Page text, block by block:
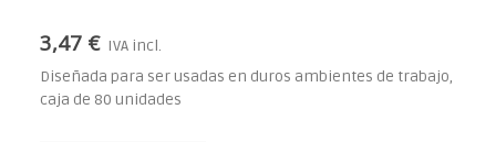
3,47 € IVA incl.
Diseñada para ser usadas en duros ambientes de trabajo,
caja de 80 unidades